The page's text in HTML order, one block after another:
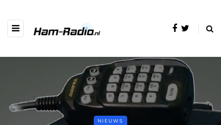
NIEUWS